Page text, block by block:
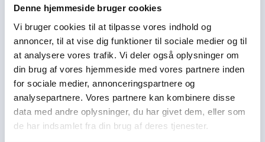
Denne hjemmeside bruger cookies
Vi bruger cookies til at tilpasse vores indhold og
annoncer, til at vise dig funktioner til sociale medier og til
at analysere vores trafik. Vi deler også oplysninger om
din brug af vores hjemmeside med vores partnere inden
for sociale medier, annonceringspartnere og
analysepartnere. Vores partnere kan kombinere disse
data med andre oplysninger, du har givet dem, eller som
de har indsamlet fra din brug af deres tjenester.
Tjen penge til:
Spejdere/spejdergruppen/FDF’ere, m.fl.
Kontor
Tjenpengeogstoet.dk
Ejby Industrivej 91
DK – 2600 Glostrup
CVR: 19347508